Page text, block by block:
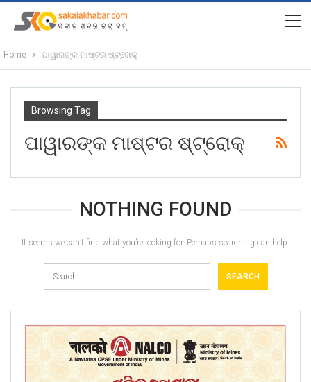
Home ପାୱାରଙ୍କ ମାଷ୍ଟର ଷ୍ଟ୍ରୋକ୍‌
Browsing Tag
ପାୱାରଙ୍କ ମାଷ୍ଟର ଷ୍ଟ୍ରୋକ୍‌
NOTHING FOUND
It seems we can’t find what you’re looking for. Perhaps searching can help.